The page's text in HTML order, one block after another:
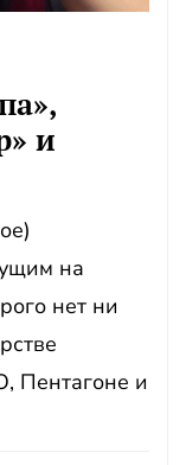
и
на
нет ни
Пентагоне и